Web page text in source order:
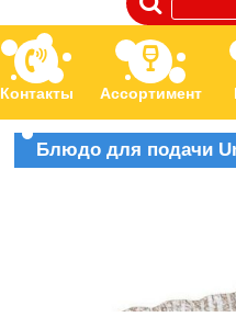
Контакты Ассортимент
Блюдо для подачи